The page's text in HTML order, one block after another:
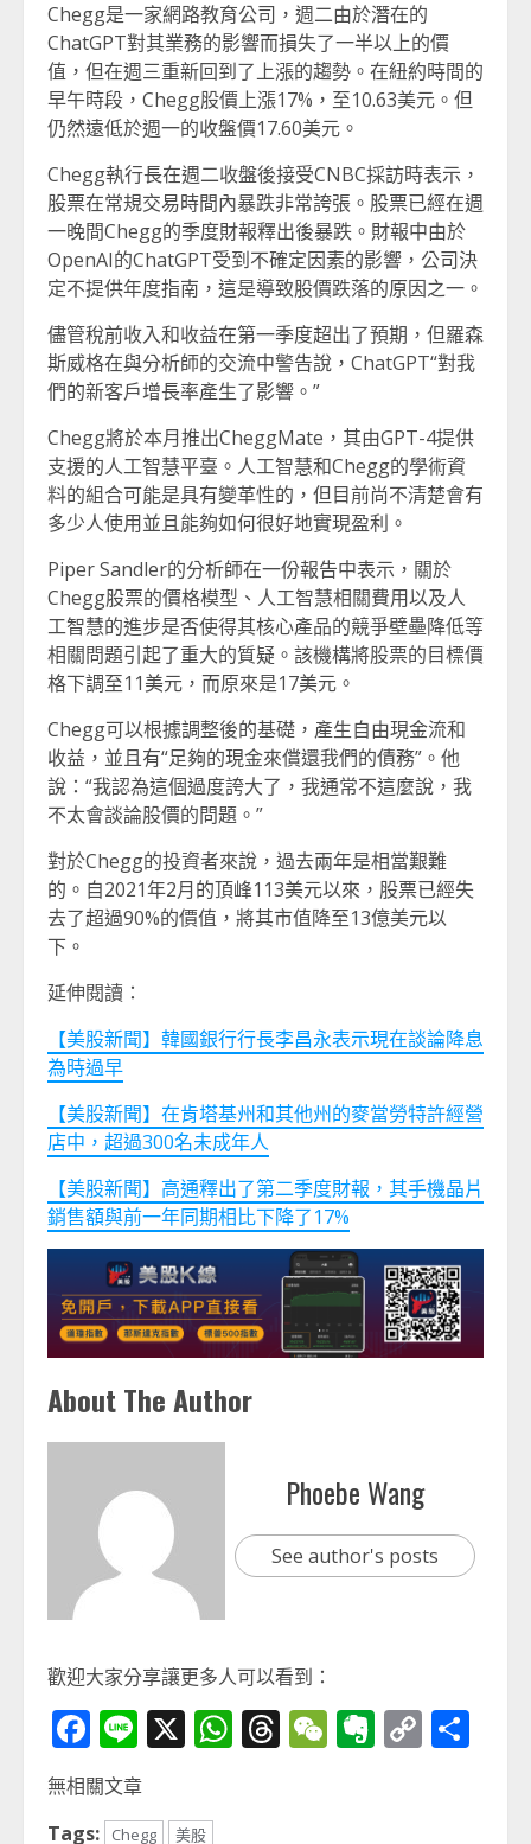
Chegg是一家網路教育公司，週二由於潛在的
ChatGPT對其業務的影響而損失了一半以上的價
值，但在週三重新回到了上漲的趨勢。在紐約時間的
早午時段，Chegg股價上漲17%，至10.63美元。但
仍然遠低於週一的收盤價17.60美元。
Chegg執行長在週二收盤後接受CNBC採訪時表示，
股票在常規交易時間內暴跌非常誇張。股票已經在週
一晚間Chegg的季度財報釋出後暴跌。財報中由於
OpenAI的ChatGPT受到不確定因素的影響，公司決
定不提供年度指南，這是導致股價跌落的原因之一。
儘管稅前收入和收益在第一季度超出了預期，但羅森
斯威格在與分析師的交流中警告說，ChatGPT“對我
們的新客戶增長率產生了影響。”
Chegg將於本月推出CheggMate，其由GPT-4提供
支援的人工智慧平臺。人工智慧和Chegg的學術資
料的組合可能是具有變革性的，但目前尚不清楚會有
多少人使用並且能夠如何很好地實現盈利。
Piper Sandler的分析師在一份報告中表示，關於
Chegg股票的價格模型、人工智慧相關費用以及人
工智慧的進步是否使得其核心產品的競爭壁壘降低等
相關問題引起了重大的質疑。該機構將股票的目標價
格下調至11美元，而原來是17美元。
Chegg可以根據調整後的基礎，產生自由現金流和
收益，並且有“足夠的現金來償還我們的債務”。他
說：“我認為這個過度誇大了，我通常不這麼說，我
不太會談論股價的問題。”
對於Chegg的投資者來說，過去兩年是相當艱難
的。自2021年2月的頂峰113美元以來，股票已經失
去了超過90%的價值，將其市值降至13億美元以
下。
延伸閱讀：
【美股新聞】韓國銀行行長李昌永表示現在談論降息
為時過早
【美股新聞】在肯塔基州和其他州的麥當勞特許經營
店中，超過300名未成年人
【美股新聞】高通釋出了第二季度財報，其手機晶片
銷售額與前一年同期相比下降了17%
About The Author
Phoebe Wang
See author's posts
歡迎大家分享讓更多人可以看到：
Facebook
Line
X WhatsApp
Threads
WeChat
Evernote
Copy
無相關文章
Tags:
Chegg 美股